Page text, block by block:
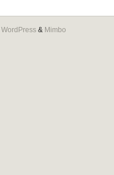
WordPress & Mimbo